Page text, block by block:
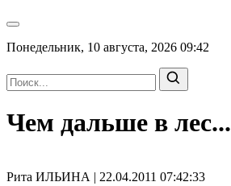
Понедельник, 10 августа, 2026 09:42
Чем дальше в лес...
Рита ИЛЬИНА | 22.04.2011 07:42:33